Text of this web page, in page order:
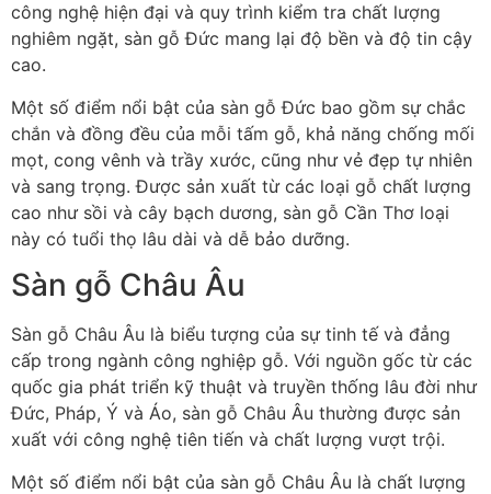
công nghệ hiện đại và quy trình kiểm tra chất lượng
nghiêm ngặt, sàn gỗ Đức mang lại độ bền và độ tin cậy
cao.
Một số điểm nổi bật của sàn gỗ Đức bao gồm sự chắc
chắn và đồng đều của mỗi tấm gỗ, khả năng chống mối
mọt, cong vênh và trầy xước, cũng như vẻ đẹp tự nhiên
và sang trọng. Được sản xuất từ các loại gỗ chất lượng
cao như sồi và cây bạch dương, sàn gỗ Cần Thơ loại
này có tuổi thọ lâu dài và dễ bảo dưỡng.
Sàn gỗ Châu Âu
Sàn gỗ Châu Âu là biểu tượng của sự tinh tế và đẳng
cấp trong ngành công nghiệp gỗ. Với nguồn gốc từ các
quốc gia phát triển kỹ thuật và truyền thống lâu đời như
Đức, Pháp, Ý và Áo, sàn gỗ Châu Âu thường được sản
xuất với công nghệ tiên tiến và chất lượng vượt trội.
Một số điểm nổi bật của sàn gỗ Châu Âu là chất lượng